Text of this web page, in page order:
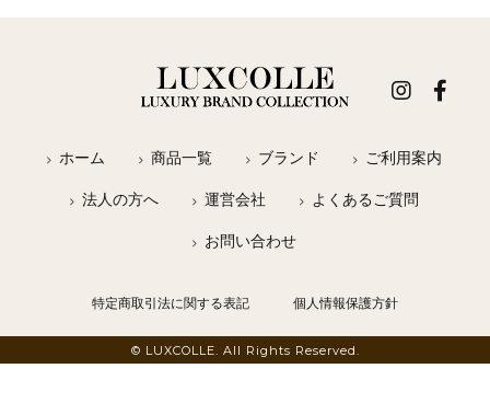
ホーム 商品一覧 ブランド ご利用案内
法人の方へ 運営会社 よくあるご質問
お問い合わせ
特定商取引法に関する表記 個人情報保護方針
© LUXCOLLE. All Rights Reserved.